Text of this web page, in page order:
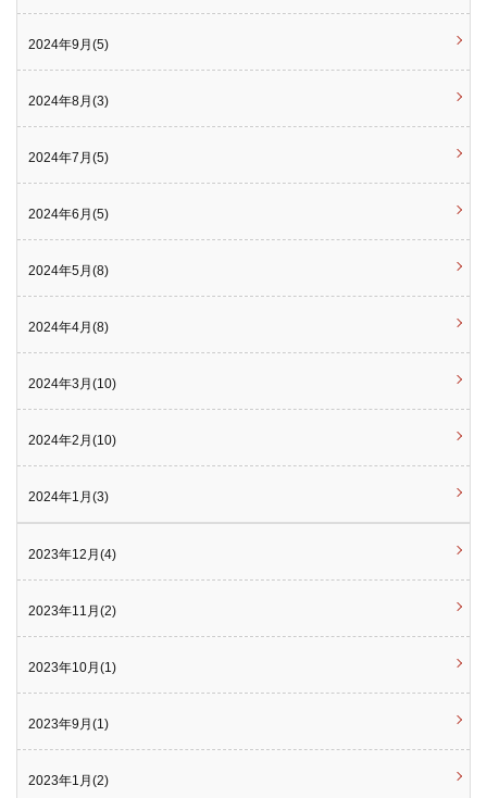
2024年9月(5)
2024年8月(3)
2024年7月(5)
2024年6月(5)
2024年5月(8)
2024年4月(8)
2024年3月(10)
2024年2月(10)
2024年1月(3)
2023年12月(4)
2023年11月(2)
2023年10月(1)
2023年9月(1)
2023年1月(2)